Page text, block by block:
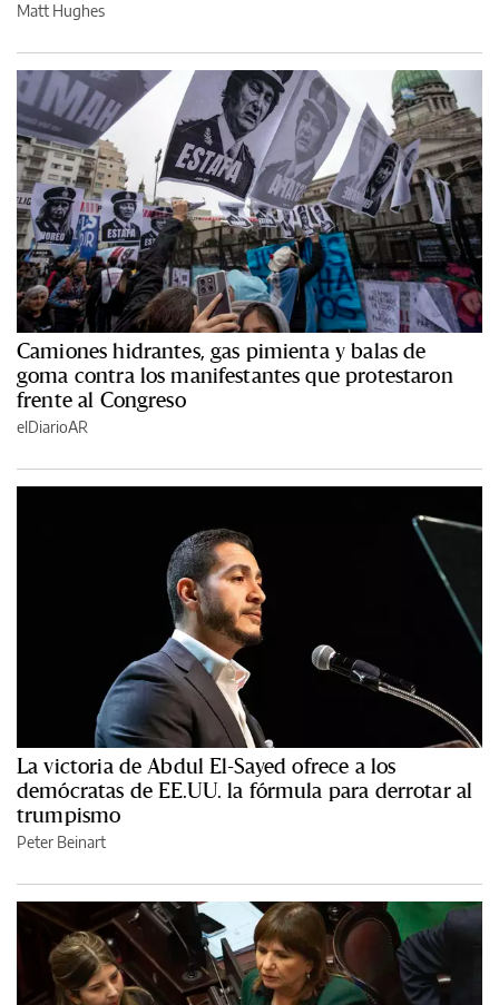
Matt Hughes
Camiones hidrantes, gas pimienta y balas de
goma contra los manifestantes que protestaron
frente al Congreso
elDiarioAR
La victoria de Abdul El-Sayed ofrece a los
demócratas de EE.UU. la fórmula para derrotar al
trumpismo
Peter Beinart